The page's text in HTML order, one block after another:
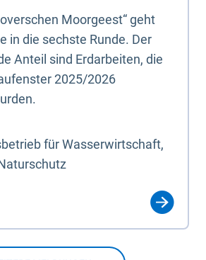
Moorgeest“ geht
in die sechste Runde. Der
Anteil sind Erdarbeiten, die
2025/2026
für Wasserwirtschaft,